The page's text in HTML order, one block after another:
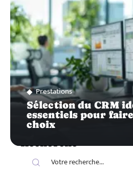
Prestations
Sélection du CRM
essentiels pour
choix
Recherche